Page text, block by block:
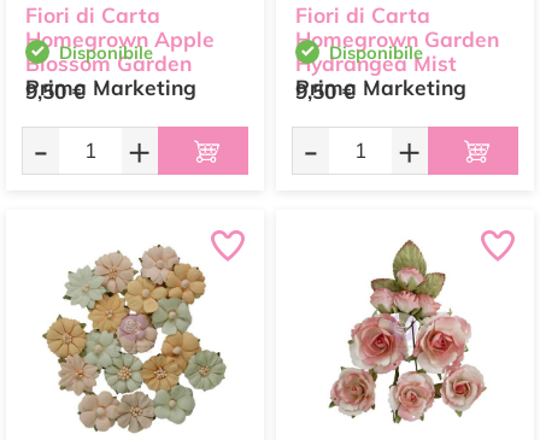
Fiori di Carta
Homegrown Apple
Blossom Garden
Prima Marketing
Disponibile
9,50 €
- +
Fiori di Carta
Homegrown Garden
Hydrangea Mist
Prima Marketing
Disponibile
9,50 €
- +